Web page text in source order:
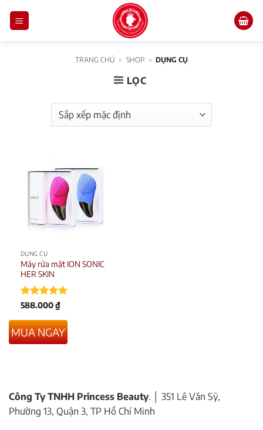
TRANG CHỦ » SHOP » DỤNG CỤ
LỌC
DỤNG CỤ
Máy rửa mặt ION SONIC
HER SKIN
Được xếp
sao
588.000₫
MUA NGAY
Công Ty TNHH Princess Beauty. │ 351 Lê Văn Sỹ,
Phường 13, Quận 3, TP Hồ Chí Minh